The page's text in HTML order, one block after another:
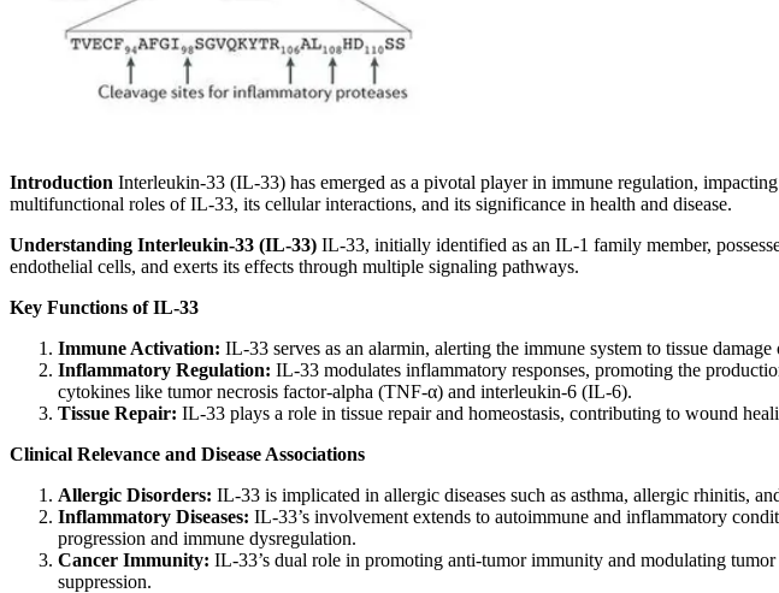
Introduction Interleukin-33 (IL-33) has emerged as a pivotal player in immune regulation,
multifunctional roles of IL-33, its cellular interactions, and its significance in health and disease.
Understanding Interleukin-33 (IL-33) IL-33, initially identified as an IL-1 family member,
endothelial cells, and exerts its effects through multiple signaling pathways.
Key Functions of IL-33
Immune Activation: IL-33 serves as an alarmin, alerting the immune system to tissue
Inflammatory Regulation: IL-33 modulates inflammatory responses, promoting the
cytokines like tumor necrosis factor-alpha (TNF-α) and interleukin-6 (IL-6).
Tissue Repair: IL-33 plays a role in tissue repair and homeostasis, contributing to wound
Clinical Relevance and Disease Associations
Allergic Disorders: IL-33 is implicated in allergic diseases such as asthma, allergic rhinitis,
Inflammatory Diseases: IL-33’s involvement extends to autoimmune and inflammatory
progression and immune dysregulation.
Cancer Immunity: IL-33’s dual role in promoting anti-tumor immunity and modulating
suppression.